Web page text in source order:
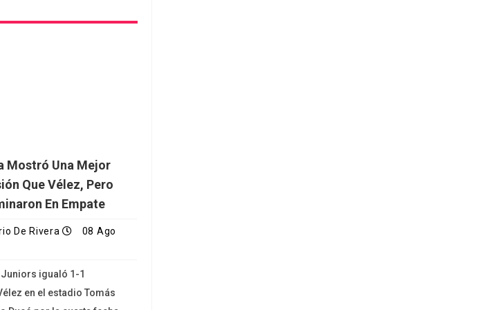
Mostró Una Mejor
Que Vélez, Pero
En Empate
De Rivera
08 Ago
Juniors igualó 1-1
en el estadio Tomás